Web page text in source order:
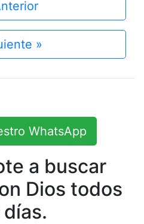
»
WhatsApp
a buscar
Dios todos